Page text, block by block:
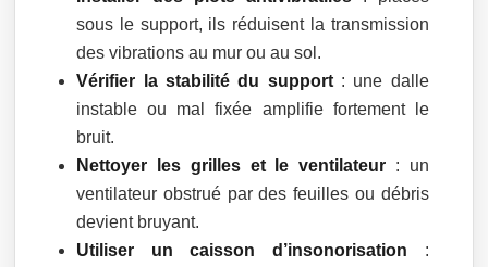
sous le support, ils réduisent la transmission
des vibrations au mur ou au sol.
Vérifier la stabilité du support: une dalle
instable ou mal fixée amplifie fortement le
bruit.
Nettoyer les grilles et le ventilateur : un
ventilateur obstrué par des feuilles ou débris
devient bruyant.
Utiliser un caisson d’insonorisation :